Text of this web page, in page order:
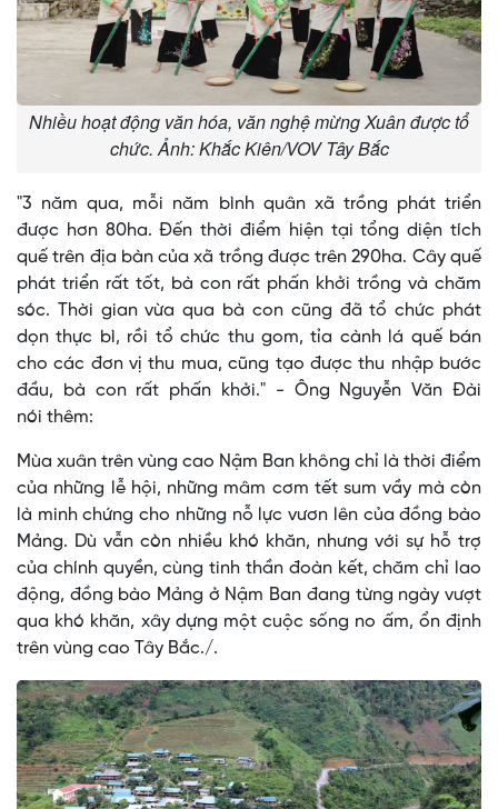
Nhiều hoạt động văn hóa, văn nghệ mừng Xuân được tổ
chức. Ảnh: Khắc Kiên/VOV Tây Bắc
"3 năm qua, mỗi năm bình quân xã trồng phát triển
được hơn 80ha. Đến thời điểm hiện tại tổng diện tích
quế trên địa bàn của xã trồng được trên 290ha. Cây quế
phát triển rất tốt, bà con rất phấn khởi trồng và chăm
sóc. Thời gian vừa qua bà con cũng đã tổ chức phát
dọn thực bì, rồi tổ chức thu gom, tỉa cành lá quế bán
cho các đơn vị thu mua, cũng tạo được thu nhập bước
đầu, bà con rất phấn khởi." - Ông Nguyễn Văn Đài
nói thêm:
Mùa xuân trên vùng cao Nậm Ban không chỉ là thời điểm
của những lễ hội, những mâm cơm tết sum vầy mà còn
là minh chứng cho những nỗ lực vươn lên của đồng bào
Mảng. Dù vẫn còn nhiều khó khăn, nhưng với sự hỗ trợ
của chính quyền, cùng tinh thần đoàn kết, chăm chỉ lao
động, đồng bào Mảng ở Nậm Ban đang từng ngày vượt
qua khó khăn, xây dựng một cuộc sống no ấm, ổn định
trên vùng cao Tây Bắc./.